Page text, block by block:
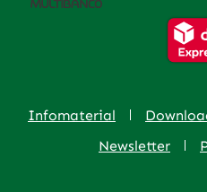
Infomaterial
Newsletter